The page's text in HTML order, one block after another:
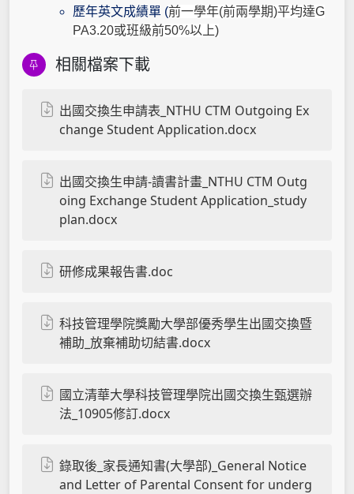
歷年英文成績單 (前一學年(前兩學期)平均達G
PA3.20或班級前50%以上)
相關檔案下載
出國交換生申請表_NTHU CTM Outgoing Ex
change Student Application.docx
出國交換生申請-讀書計畫_NTHU CTM Outg
oing Exchange Student Application_study
plan.docx
研修成果報告書.doc
科技管理學院獎勵大學部優秀學生出國交換暨
補助_放棄補助切結書.docx
國立清華大學科技管理學院出國交換生甄選辦
法_10905修訂.docx
錄取後_家長通知書(大學部)_General Notice
and Letter of Parental Consent for underg